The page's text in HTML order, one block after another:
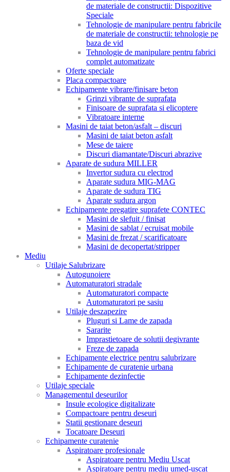
de materiale de constructii: Dispozitive
Speciale
Tehnologie de manipulare pentru fabricile
de materiale de constructii: tehnologie pe
baza de vid
Tehnologie de manipulare pentru fabrici
complet automatizate
Oferte speciale
Placa compactoare
Echipamente vibrare/finisare beton
Grinzi vibrante de suprafata
Finisoare de suprafata si elicoptere
Vibratoare interne
Masini de taiat beton/asfalt – discuri
Masini de taiat beton asfalt
Mese de taiere
Discuri diamantate/Discuri abrazive
Aparate de sudura MILLER
Invertor sudura cu electrod
Aparate sudura MIG-MAG
Aparate de sudura TIG
Aparate sudura argon
Echipamente pregatire suprafete CONTEC
Masini de slefuit / finisat
Masini de sablat / ecruisat mobile
Masini de frezat / scarificatoare
Masini de decopertat/stripper
Mediu
Utilaje Salubrizare
Autogunoiere
Automaturatori stradale
Automaturatori compacte
Automaturatori pe sasiu
Utilaje deszapezire
Pluguri si Lame de zapada
Sararite
Imprastietoare de solutii degivrante
Freze de zapada
Echipamente electrice pentru salubrizare
Echipamente de curatenie urbana
Echipamente dezinfectie
Utilaje speciale
Managementul deseurilor
Insule ecologice digitalizate
Compactoare pentru deseuri
Statii gestionare deseuri
Tocatoare Deseuri
Echipamente curatenie
Aspiratoare profesionale
Aspiratoare pentru Mediu Uscat
Aspiratoare pentru mediu umed-uscat